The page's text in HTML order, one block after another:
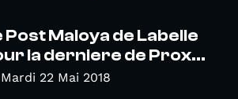
Post Maloya de Labelle
la derniere de Prox...
Mardi 22 Mai 2018